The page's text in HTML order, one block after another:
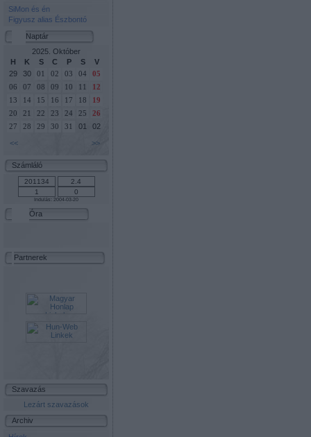
SiMon és én
Figyusz alias Észbontó
Naptár
2025. Október
H
K S C P S
V
29
30 01 02 03 04
05
06
07 08 09 10 11
12
13
14 15 16 17 18
19
20
21 22 23 24 25
26
27
28 29 30 31 01
02
<<
>>
Számláló
Indulás: 2004-03-20
Óra
Partnerek
Szavazás
Lezárt szavazások
Archiv